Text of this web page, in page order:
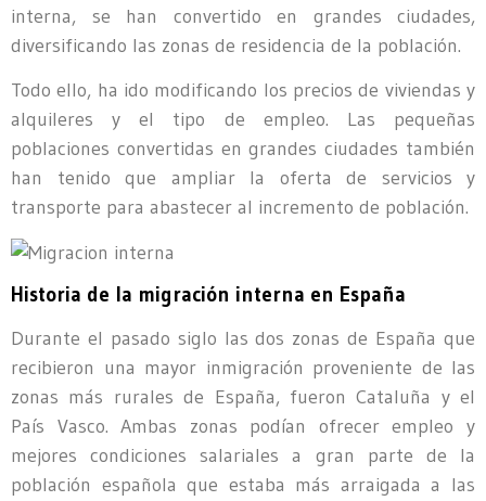
interna, se han convertido en grandes ciudades,
diversificando las zonas de residencia de la población.
Todo ello, ha ido modificando los precios de viviendas y
alquileres y el tipo de empleo. Las pequeñas
poblaciones convertidas en grandes ciudades también
han tenido que ampliar la oferta de servicios y
transporte para abastecer al incremento de población.
Historia de la migración interna en España
Durante el pasado siglo las dos zonas de España que
recibieron una mayor inmigración proveniente de las
zonas más rurales de España, fueron Cataluña y el
País Vasco. Ambas zonas podían ofrecer empleo y
mejores condiciones salariales a gran parte de la
población española que estaba más arraigada a las